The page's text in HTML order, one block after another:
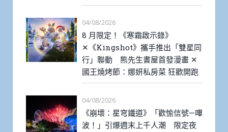
04/08/2026
8 月限定！《寒霜啟示錄》
✕《Kingshot》攜手推出「雙星同
行」聯動 熊先生書屋首發漫畫 ✕
國王燒烤節：娜妍私房菜 狂歡開跑
04/08/2026
《崩壞：星穹鐵道》「歡愉信號—嗶
波！」引爆週末上千人潮 限定夜